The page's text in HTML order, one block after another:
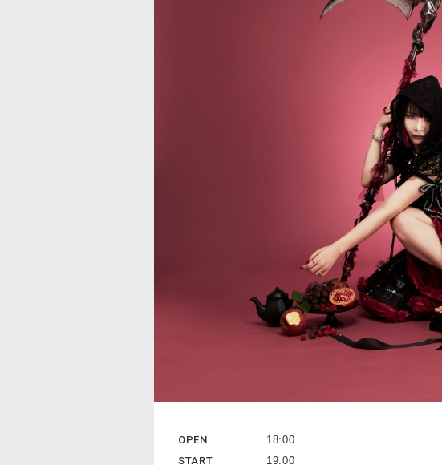
OPEN
18:00
START
19:00